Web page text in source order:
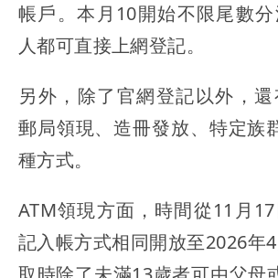
帳戶。本月10開始不限尾數
人都可直接上網登記。
另外，除了官網登記以外，還
郵局領現、造冊發放、特定族
種方式。
ATM領現方面，時間從11月
記入帳方式相同開放至2026年